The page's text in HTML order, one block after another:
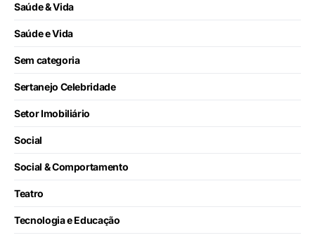
Saúde & Vida
Saúde e Vida
Sem categoria
Sertanejo Celebridade
Setor Imobiliário
Social
Social & Comportamento
Teatro
Tecnologia e Educação